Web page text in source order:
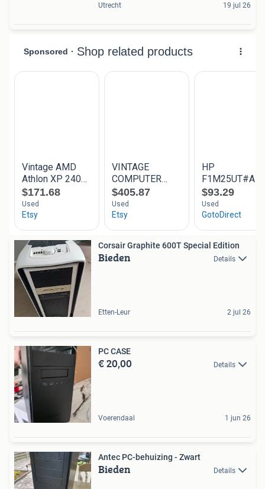
Utrecht 19 jul 26
Corsair Graphite 600T Special Edition
Bieden Details
Etten-Leur 2 jul 26
PC CASE
€ 20,00 Details
Voerendaal 1 jun 26
Antec PC-behuizing - Zwart
Bieden Details